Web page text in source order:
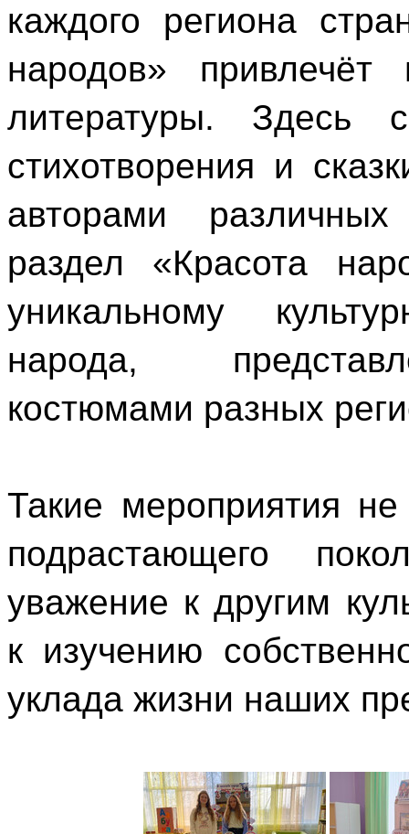
каждого региона
народов»
литературы. Здесь
стихотворения и
авторами
раздел «Красота
уникальному
народа,
костюмами разных
Такие мероприятия
подрастающего
уважение к другим
к изучению
уклада жизни наших